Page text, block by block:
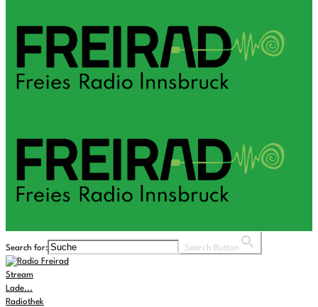
Search for: Search Button
Stream
Lade...
Radiothek